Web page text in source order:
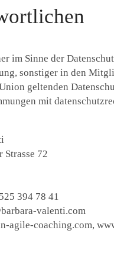
im Sinne der
sonstiger in den
geltenden
mit
Strasse 72
394 78 41
valenti.com
agile-coaching.com,